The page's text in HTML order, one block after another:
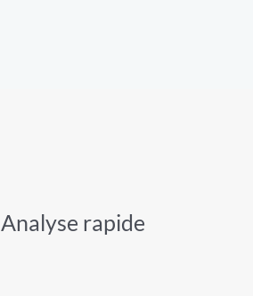
Analyse rapide